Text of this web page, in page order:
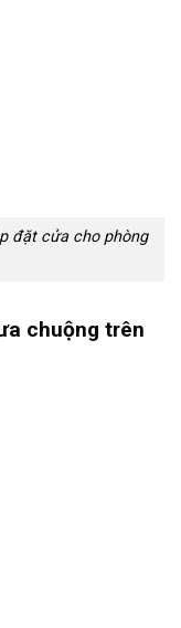
đặt cửa cho phòng
chuộng trên